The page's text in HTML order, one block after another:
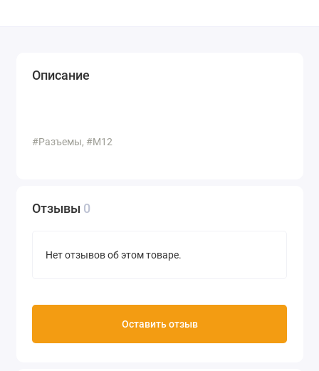
Описание
#Разъемы, #M12
Отзывы 0
Нет отзывов об этом товаре.
Оставить отзыв